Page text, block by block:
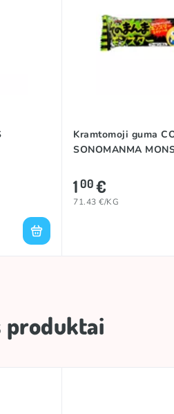
Kramtomoji guma
SONOMANMA
100€
71.43 €/KG